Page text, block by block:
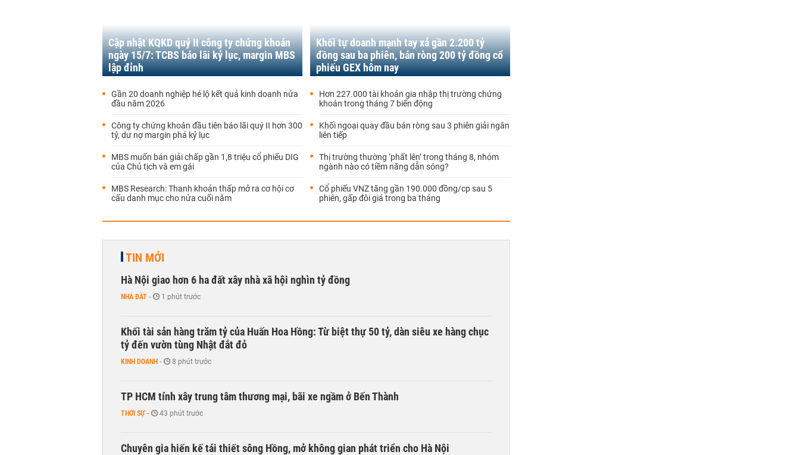
Cập nhật KQKD quý II công ty chứng khoán
ngày 15/7: TCBS báo lãi kỷ lục, margin MBS
lập đỉnh
Gần 20 doanh nghiệp hé lộ kết quả kinh doanh nửa
đầu năm 2026
Công ty chứng khoán đầu tiên báo lãi quý II hơn 300
tỷ, dư nợ margin phá kỷ lục
MBS muốn bán giải chấp gần 1,8 triệu cổ phiếu DIG
của Chủ tịch và em gái
MBS Research: Thanh khoản thấp mở ra cơ hội cơ
cấu danh mục cho nửa cuối năm
Khối tự doanh mạnh tay xả gần 2.200 tỷ
đồng sau ba phiên, bán ròng 200 tỷ đồng cổ
phiếu GEX hôm nay
Hơn 227.000 tài khoản gia nhập thị trường chứng
khoán trong tháng 7 biến động
Khối ngoại quay đầu bán ròng sau 3 phiên giải ngân
liên tiếp
Thị trường thường ‘phất lên’ trong tháng 8, nhóm
ngành nào có tiềm năng dẫn sóng?
Cổ phiếu VNZ tăng gần 190.000 đồng/cp sau 5
phiên, gấp đôi giá trong ba tháng
TIN MỚI
Hà Nội giao hơn 6 ha đất xây nhà xã hội nghìn tỷ đồng
NHÀ ĐẤT - 1 phút trước
Khối tài sản hàng trăm tỷ của Huấn Hoa Hồng: Từ biệt thự 50 tỷ, dàn siêu xe hàng chục
tỷ đến vườn tùng Nhật đắt đỏ
KINH DOANH - 8 phút trước
TP HCM tính xây trung tâm thương mại, bãi xe ngầm ở Bến Thành
THỜI SỰ - 43 phút trước
Chuyên gia hiến kế tái thiết sông Hồng, mở không gian phát triển cho Hà Nội